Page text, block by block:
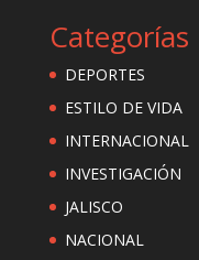
Categorías
DEPORTES
ESTILO DE VIDA
INTERNACIONAL
INVESTIGACIÓN
JALISCO
NACIONAL